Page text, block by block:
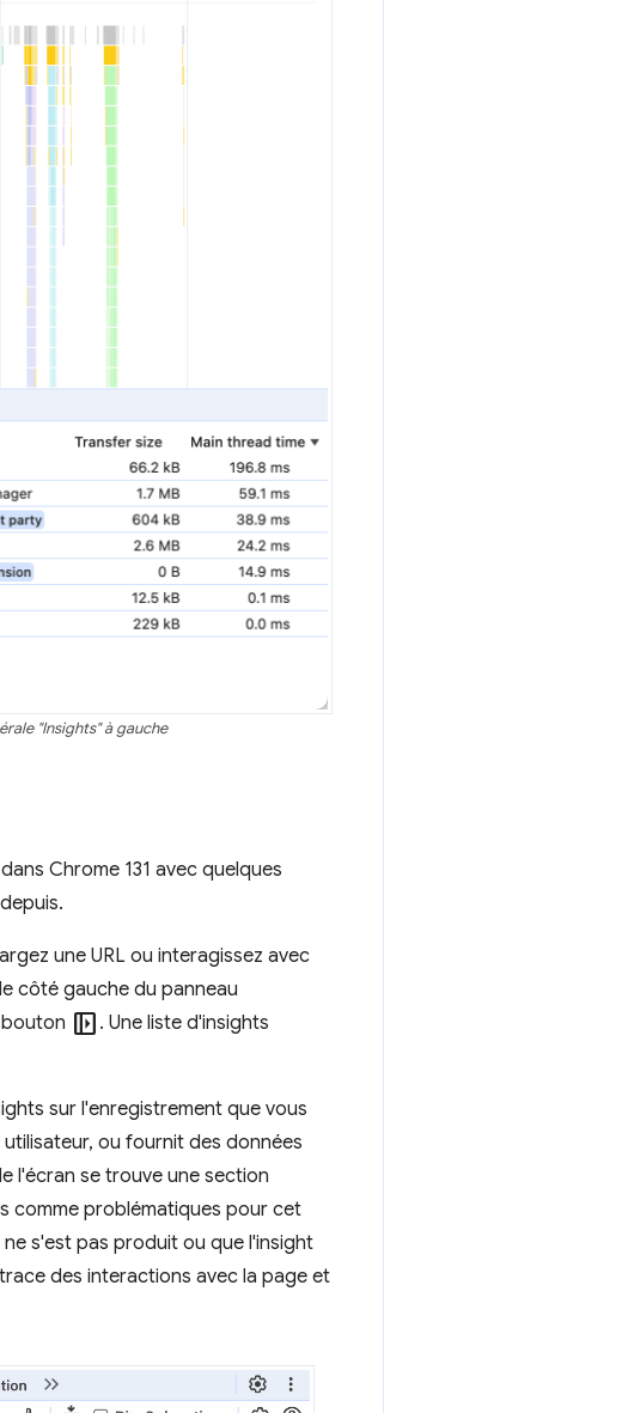
"Insights" à gauche
Chrome 131 avec quelques
une URL ou interagissez avec
côté gauche du panneau
bouton left_panel_open . Une liste d'insights
sur l'enregistrement que vous
ou fournit des données
l'écran se trouve une section
comme problématiques pour cet
s'est pas produit ou que l'insight
des interactions avec la page et